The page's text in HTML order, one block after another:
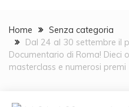
Home
Senza categoria
Dal 24 al 30 settembre il
Documentario di Roma! Dieci
masterclass e numerosi premi